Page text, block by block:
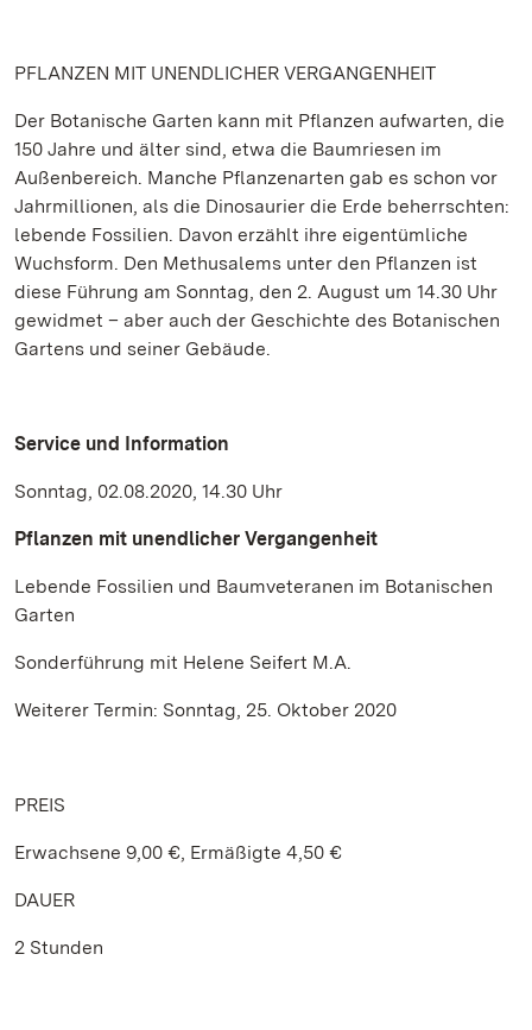
PFLANZEN MIT UNENDLICHER VERGANGENHEIT
Der Botanische Garten kann mit Pflanzen aufwarten, die
150 Jahre und älter sind, etwa die Baumriesen im
Außenbereich. Manche Pflanzenarten gab es schon vor
Jahrmillionen, als die Dinosaurier die Erde beherrschten:
lebende Fossilien. Davon erzählt ihre eigentümliche
Wuchsform. Den Methusalems unter den Pflanzen ist
diese Führung am Sonntag, den 2. August um 14.30 Uhr
gewidmet – aber auch der Geschichte des Botanischen
Gartens und seiner Gebäude.
Service und Information
Sonntag, 02.08.2020, 14.30 Uhr
Pflanzen mit unendlicher Vergangenheit
Lebende Fossilien und Baumveteranen im Botanischen
Garten
Sonderführung mit Helene Seifert M.A.
Weiterer Termin: Sonntag, 25. Oktober 2020
PREIS
Erwachsene 9,00 €, Ermäßigte 4,50 €
DAUER
2 Stunden